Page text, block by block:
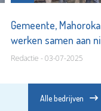
Gemeente,
werken samen aan
Olympiahal
Redactie - 03-07-2025
Alle bedrijven